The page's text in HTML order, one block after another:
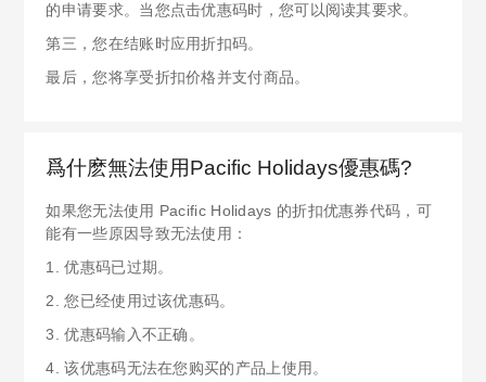
的申请要求。当您点击优惠码时，您可以阅读其要求。
第三，您在结账时应用折扣码。
最后，您将享受折扣价格并支付商品。
爲什麽無法使用Pacific Holidays優惠碼?
如果您无法使用 Pacific Holidays 的折扣优惠券代码，可
能有一些原因导致无法使用：
1. 优惠码已过期。
2. 您已经使用过该优惠码。
3. 优惠码输入不正确。
4. 该优惠码无法在您购买的产品上使用。